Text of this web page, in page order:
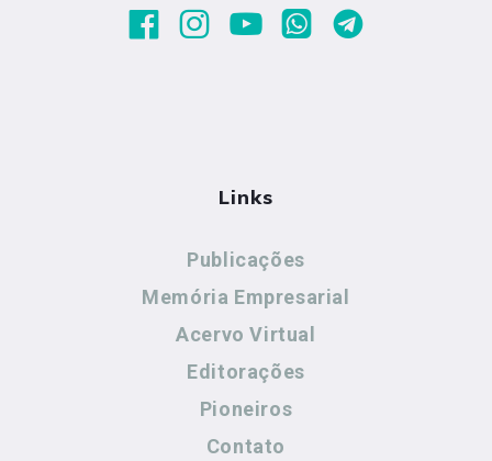
Links
Publicações
Memória Empresarial
Acervo Virtual
Editorações
Pioneiros
Contato